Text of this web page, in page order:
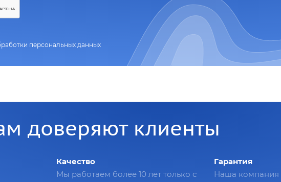
персональных данных
доверяют клиенты
Качество
Мы работаем более 10 лет только с
Гарантия
Наша компания